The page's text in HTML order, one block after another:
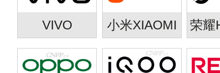
VIVO 小米XIAOMI 荣耀